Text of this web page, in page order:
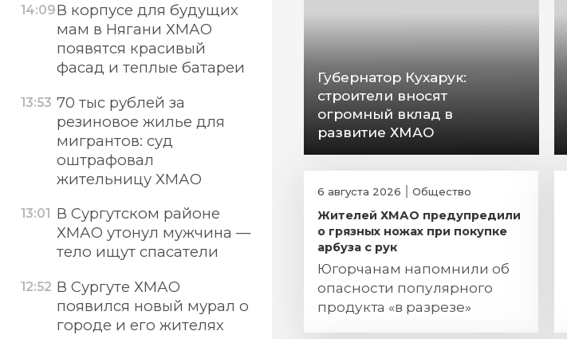
14:09В корпусе для будущих
мам в Нягани ХМАО
появятся красивый
фасад и теплые батареи
13:53 70 тыс рублей за
резиновое жилье для
мигрантов: суд
оштрафовал
жительницу ХМАО
13:01
В Сургутском районе
ХМАО утонул мужчина —
тело ищут спасатели
12:52 В Сургуте ХМАО
появился новый мурал о
городе и его жителях
Губернатор Кухарук:
строители вносят
огромный вклад в
развитие ХМАО
6 августа 2026 Общество
Жителей ХМАО предупредили
о грязных ножах при покупке
арбуза с рук
Югорчанам напомнили об
опасности популярного
продукта «в разрезе»